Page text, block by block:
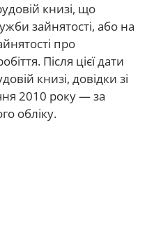
книзі, що
зайнятості, або на
про
Після цієї дати
книзі, довідки зі
2010 року — за
обліку.